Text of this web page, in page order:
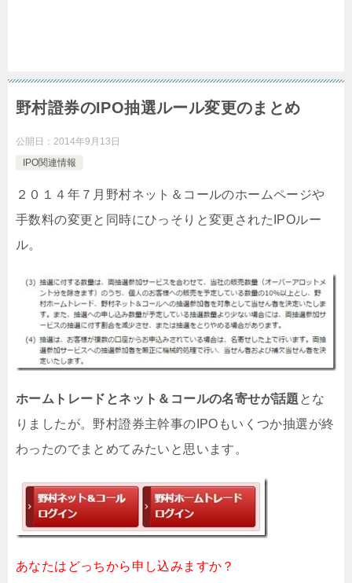
野村證券のIPO抽選ルール変更のまとめ
公開日： 2014年9月13日
IPO関連情報
２０１４年７月野村ネット＆コールのホームページや
手数料の変更と同時にひっそりと変更されたIPOルー
ル。
ホームトレードとネット＆コールの名寄せが話題 とな
りましたが。野村證券主幹事のIPOもいくつか抽選が終
わったのでまとめてみたいと思います。
あなたはどっちから申し込みますか？